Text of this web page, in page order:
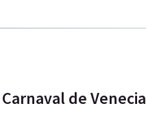
de Venecia